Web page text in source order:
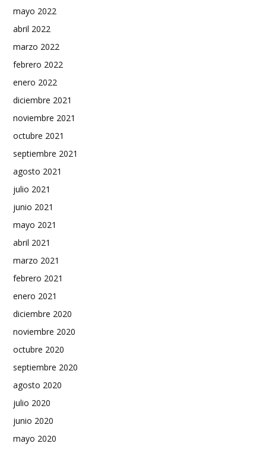
mayo 2022
abril 2022
marzo 2022
febrero 2022
enero 2022
diciembre 2021
noviembre 2021
octubre 2021
septiembre 2021
agosto 2021
julio 2021
junio 2021
mayo 2021
abril 2021
marzo 2021
febrero 2021
enero 2021
diciembre 2020
noviembre 2020
octubre 2020
septiembre 2020
agosto 2020
julio 2020
junio 2020
mayo 2020